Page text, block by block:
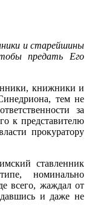
и старейшины
предать Его
книжники и
тем не
за
к представителю
прокуратору
ставленник
номинально
всего, жаждал от
и даже не